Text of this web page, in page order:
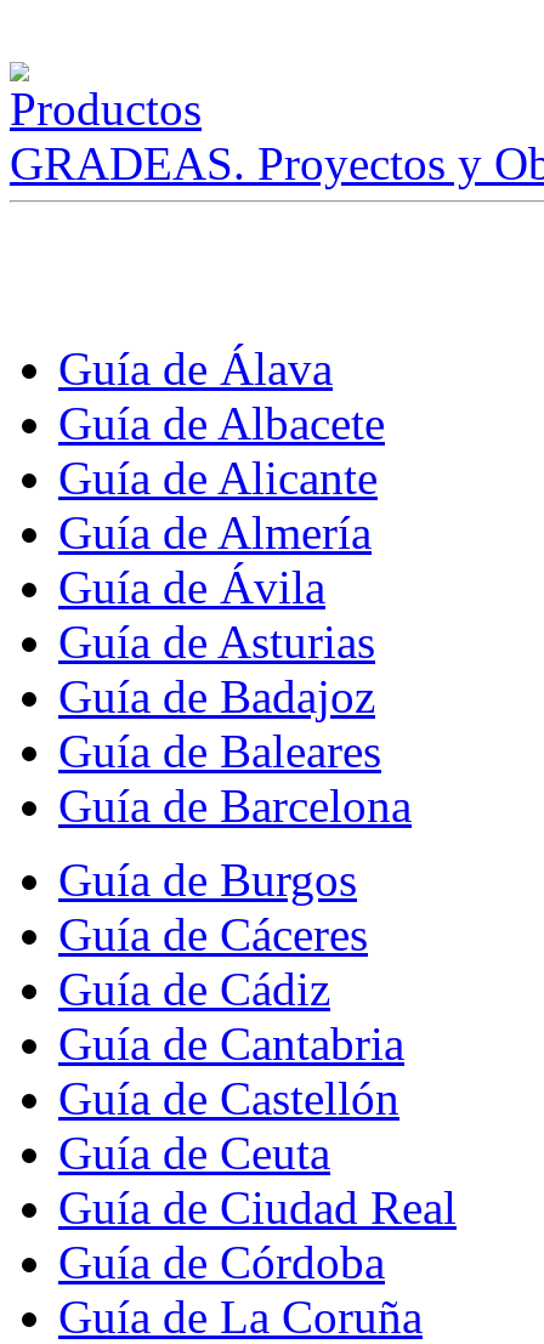
GRADEAS. Proyectos y
Guía de Álava
Guía de Albacete
Guía de Alicante
Guía de Almería
Guía de Ávila
Guía de Asturias
Guía de Badajoz
Guía de Baleares
Guía de Barcelona
Guía de Burgos
Guía de Cáceres
Guía de Cádiz
Guía de Cantabria
Guía de Castellón
Guía de Ceuta
Guía de Ciudad Real
Guía de Córdoba
Guía de La Coruña